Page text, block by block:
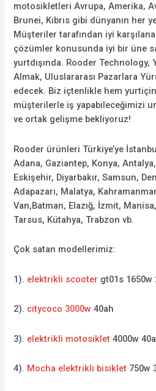
motosikletleri Avrupa, Amerika,
Brunei, Kıbrıs gibi dünyanın her
Müşteriler tarafından iyi
çözümler konusunda iyi bir üne
yurtdışında. Rooder Technology,
Almak, Uluslararası Pazarlara
edecek. Biz içtenlikle hem
müşterilerle iş yapabileceğimizi
ve ortak gelişme bekliyoruz!
Rooder ürünleri Türkiye’ye
Adana, Gaziantep, Konya,
Eskişehir, Diyarbakır, Samsun,
Adapazarı, Malatya,
Van,Batman, Elazığ, İzmit,
Tarsus, Kütahya, Trabzon vb.
Çok satan modellerimiz:
1). elektrikli scooter gt01s 1650w
2). citycoco 3000w 40ah
3). elektrikli motosiklet 4000w
4). Mocha elektrikli bisiklet 750w